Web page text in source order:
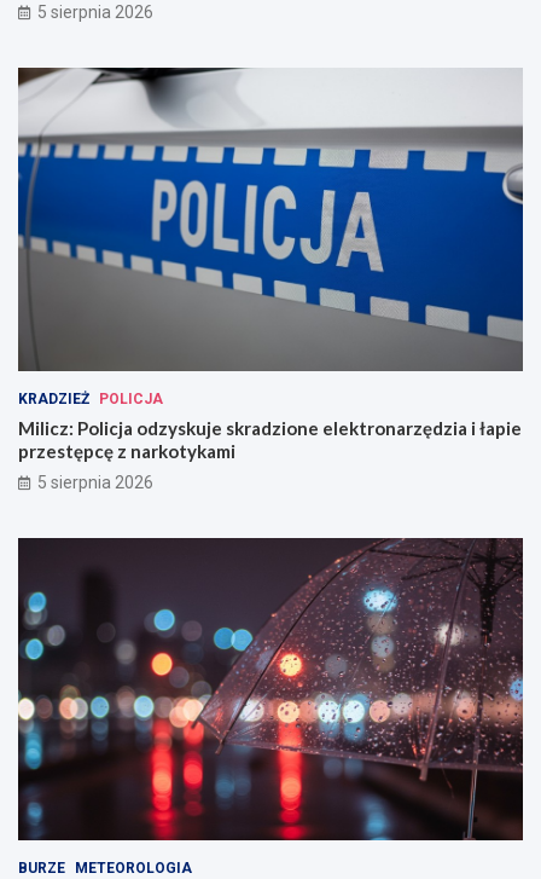
5 sierpnia 2026
KRADZIEŻ POLICJA
Milicz: Policja odzyskuje skradzione elektronarzędzia i łapie
przestępcę z narkotykami
5 sierpnia 2026
BURZE METEOROLOGIA